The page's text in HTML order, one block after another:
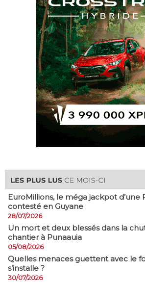
EuroMillions, ​le méga jackpot d’une
contesté en Guyane
28/07/2026
​Un mort et deux blessés dans la
chantier à Punaauia
05/08/2026
Quelles menaces guettent avec le
s’installe ?
30/07/2026